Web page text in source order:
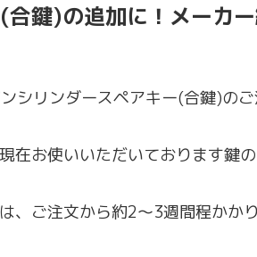
鍵)の追加に！メーカ
シリンダースペアキー(合鍵)の
在お使いいただいております鍵
、ご注文から約2〜3週間程かかり